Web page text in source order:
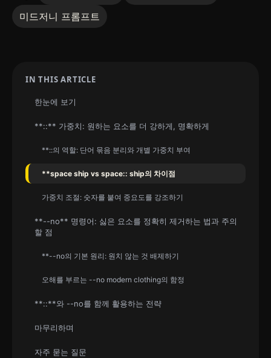
미드저니 프롬프트
IN THIS ARTICLE
한눈에 보기
**::** 가중치: 원하는 요소를 더 강하게, 명확하게
**::의 역할: 단어 묶음 분리와 개별 가중치 부여
**space ship vs space:: ship의 차이점
가중치 조절: 숫자를 붙여 중요도를 강조하기
**--no** 명령어: 싫은 요소를 정확히 제거하는 법과 주의
할 점
**--no의 기본 원리: 원치 않는 것 배제하기
오해를 부르는 --no modern clothing의 함정
**::**와 --no를 함께 활용하는 전략
마무리하며
자주 묻는 질문